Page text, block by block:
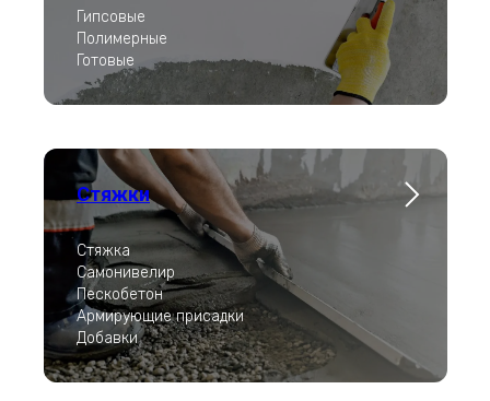
Гипсовые
Полимерные
Готовые
Стяжки
Стяжка
Самонивелир
Пескобетон
Армирующие присадки
Добавки